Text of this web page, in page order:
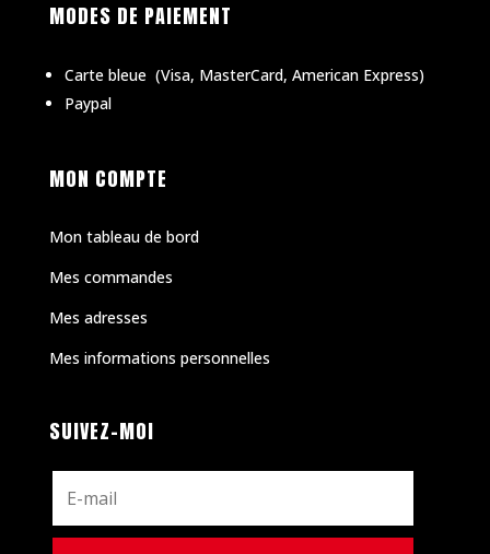
MODES DE PAIEMENT
Carte bleue (Visa, MasterCard, American Express)
Paypal
MON COMPTE
Mon tableau de bord
Mes commandes
Mes adresses
Mes informations personnelles
SUIVEZ-MOI